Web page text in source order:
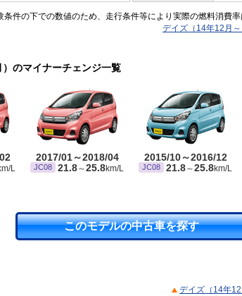
件の下での数値のため、走行条件等により実際の燃料消費率
デイズ（14年12月
）のマイナーチェンジ一覧
L
2017/01～2018/04
JC08 21.8～25.8km/L
2015/10～2016/12
JC08 21.8～25.8km/L
このモデルの中古車を探す
デイズ（14年